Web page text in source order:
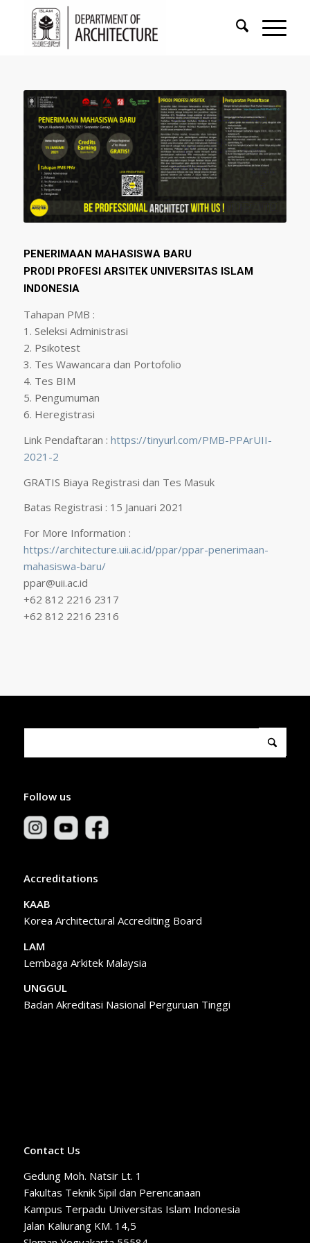
PENERIMAAN MAHASISWA BARU
PRODI PROFESI ARSITEK UNIVERSITAS ISLAM
INDONESIA
Tahapan PMB :
1. Seleksi Administrasi
2. Psikotest
3. Tes Wawancara dan Portofolio
4. Tes BIM
5. Pengumuman
6. Heregistrasi
Link Pendaftaran : https://tinyurl.com/PMB-PPArUII-
2021-2
GRATIS Biaya Registrasi dan Tes Masuk
Batas Registrasi : 15 Januari 2021
For More Information :
https://architecture.uii.ac.id/ppar/ppar-penerimaan-
mahasiswa-baru/
ppar@uii.ac.id
+62 812 2216 2317
+62 812 2216 2316
Follow us
Accreditations
KAAB
Korea Architectural Accrediting Board
LAM
Lembaga Arkitek Malaysia
UNGGUL
Badan Akreditasi Nasional Perguruan Tinggi
Contact Us
Gedung Moh. Natsir Lt. 1
Fakultas Teknik Sipil dan Perencanaan
Kampus Terpadu Universitas Islam Indonesia
Jalan Kaliurang KM. 14,5